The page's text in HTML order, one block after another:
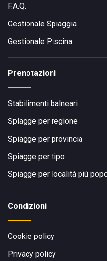
collegata e si trova a
Dalla stazione puoi
A piedi o in bicicletta:
Marina,Bagno degli
con una breve
F.A.Q.
Gestionale Spiaggia
Gestionale Piscina
Prenotazioni
Stabilimenti balneari
Spiagge per regione
Spiagge per provincia
Spiagge per tipo
Spiagge per località più
Condizioni
Cookie policy
Privacy policy